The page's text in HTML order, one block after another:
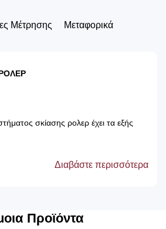
Μέτρησης Μεταφορικά
σκίασης ρολερ έχει τα εξής
νωπό βέτεξ ή με
Διαβάστε περισσότερα
Προϊόντα